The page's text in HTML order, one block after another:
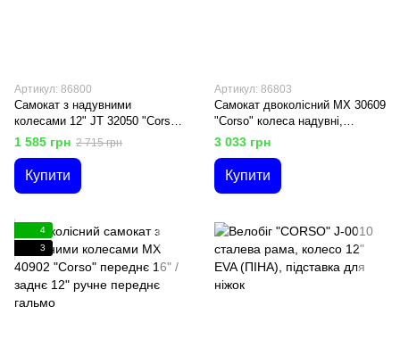
Артикул: 86800
Самокат з надувними
колесами 12" JT 32050 "Corso"
ручне переднє гальмо
1 585 грн 2 715 грн
Купити
Артикул: 86803
Самокат двоколісний МХ 30609
"Corsо" колеса надувні,
переднє 16" / заднє 12" ручне
переднє гальмо
3 033 грн
Купити
4
3